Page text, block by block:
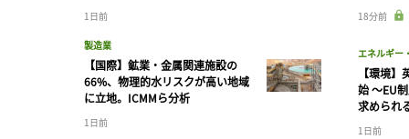
1日前
製造業
【国際】鉱業・金属関連施設の
66%、物理的水リスクが高い地域
に立地。ICMMら分析
1日前
18分前
エネルギー
【環境
始 〜EU
求められ
1日前